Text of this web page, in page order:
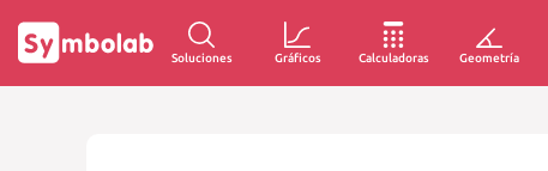
Soluciones Gráficos Calculadoras Geometría